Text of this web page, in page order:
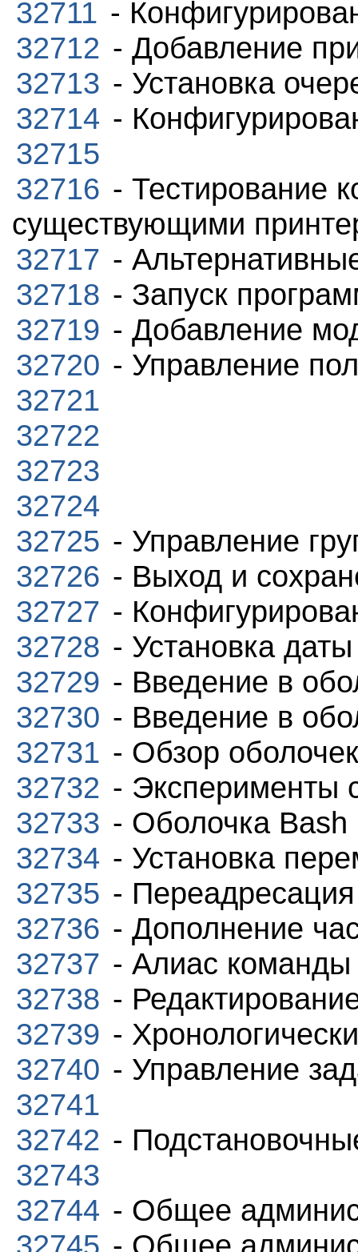
32711 -
32712 - Добавление
32713 - Установка
32714 -
32715
32716 - Тестирование
существующими
32717 -
32718 - Запуск
32719 - Добавление
32720 - Управление
32721
32722
32723
32724
32725 - Управление
32726 - Выход и
32727 -
32728 - Установка
32729 - Введение в
32730 - Введение в
32731 - Обзор оболочек
32732 - Эксперименты
32733 - Оболочка Bash
32734 - Установка
32735 -
32736 - Дополнение
32737 - Алиас команды
32738 -
32739 -
32740 - Управление
32741
32742 -
32743
32744 - Общее